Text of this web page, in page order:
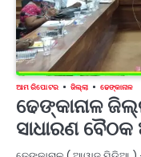
ଆମ ରିପୋଟର ଜିଲ୍ଲା ଢେଙ୍କାନାଳ
ଢେଙ୍କାନାଳ
ସାଧାରଣ